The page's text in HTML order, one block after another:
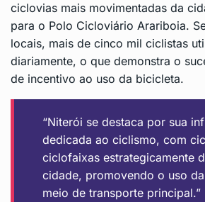
ciclovias mais movimentadas da
para o Polo Cicloviário Arariboia.
locais, mais de cinco mil ciclistas
diariamente, o que demonstra o
de incentivo ao uso da bicicleta.
“Niterói se destaca por sua
dedicada ao ciclismo, com
ciclofaixas estrategicamente
cidade, promovendo o uso
meio de transporte principal.”